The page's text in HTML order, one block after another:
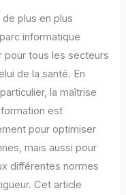
plus en plus
informatique
pour tous les secteurs
de la santé. En
la maîtrise
est
pour optimiser
mais aussi pour
différentes normes
Cet article